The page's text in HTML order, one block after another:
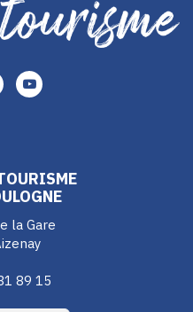
Lien
Lien
vers
la Gare
89 15